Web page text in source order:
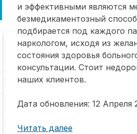
и эффективными являются
безмедикаментозный
подбирается под каждого
наркологом, исходя из
состояния здоровья
консультации. Стоит
наших клиентов.
Дата обновления: 12 Апреля
Читать далее